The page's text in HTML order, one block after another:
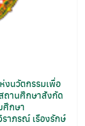
งนวัตกรรมเพื่อ
ถานศึกษาสังกัด
ศึกษา
าภรณ์ เรืองรักษ์